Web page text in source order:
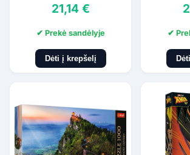
21,14 €
✔ Prekė sandėlyje
Dėti į krepšelį
✔